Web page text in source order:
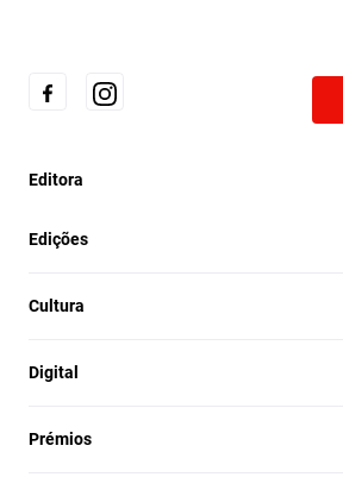
Editora
Edições
Cultura
Digital
Prémios